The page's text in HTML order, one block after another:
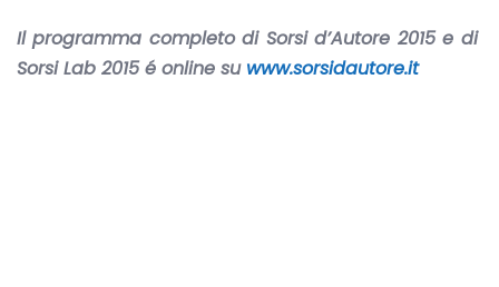
Il programma completo di Sorsi d’Autore 2015 e di
Sorsi Lab 2015 é online su www.sorsidautore.it